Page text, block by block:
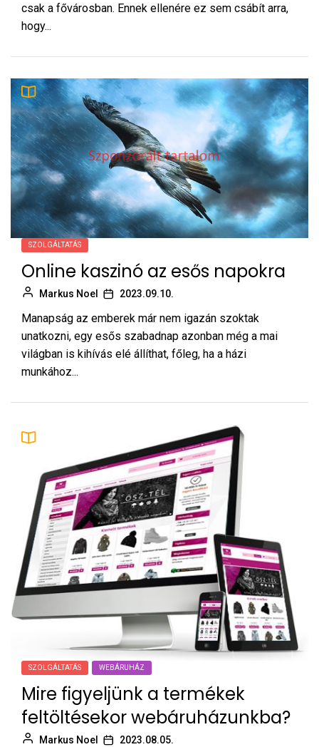
csak a fővárosban. Ennek ellenére ez sem csábít arra,
hogy...
SZOLGÁLTATÁS
Online kaszinó az esős napokra
Markus Noel 2023.09.10.
Manapság az emberek már nem igazán szoktak
unatkozni, egy esős szabadnap azonban még a mai
világban is kihívás elé állíthat, főleg, ha a házi
munkához...
SZOLGÁLTATÁS WEBÁRUHÁZ
Mire figyeljünk a termékek
feltöltésekor webáruházunkba?
Markus Noel 2023.08.05.